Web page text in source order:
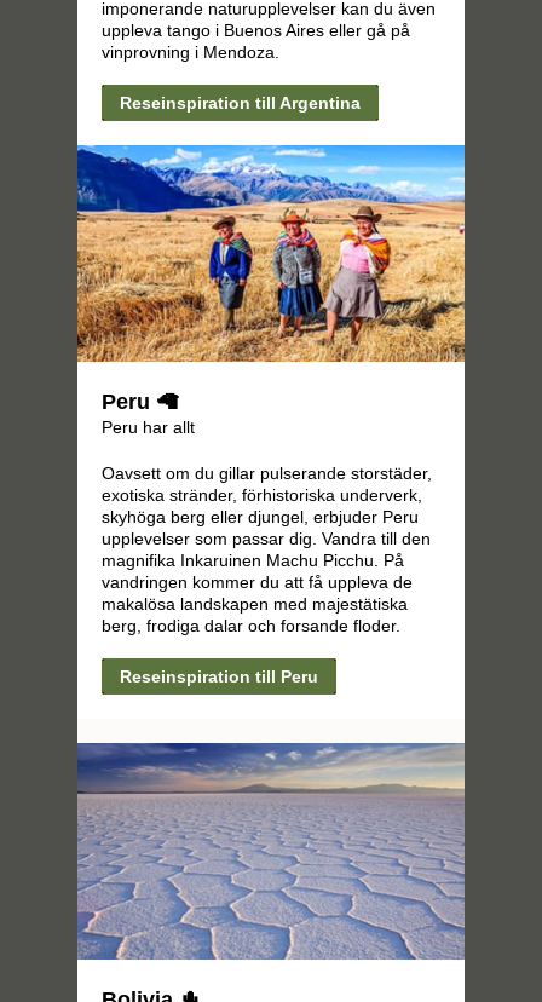
imponerande naturupplevelser kan du även
uppleva tango i Buenos Aires eller gå på
vinprovning i Mendoza.
Reseinspiration till Argentina
Peru 🦙
Peru har allt
Oavsett om du gillar pulserande storstäder,
exotiska stränder, förhistoriska underverk,
skyhöga berg eller djungel, erbjuder Peru
upplevelser som passar dig. Vandra till den
magnifika Inkaruinen Machu Picchu. På
vandringen kommer du att få uppleva de
makalösa landskapen med majestätiska
berg, frodiga dalar och forsande floder.
Reseinspiration till Peru